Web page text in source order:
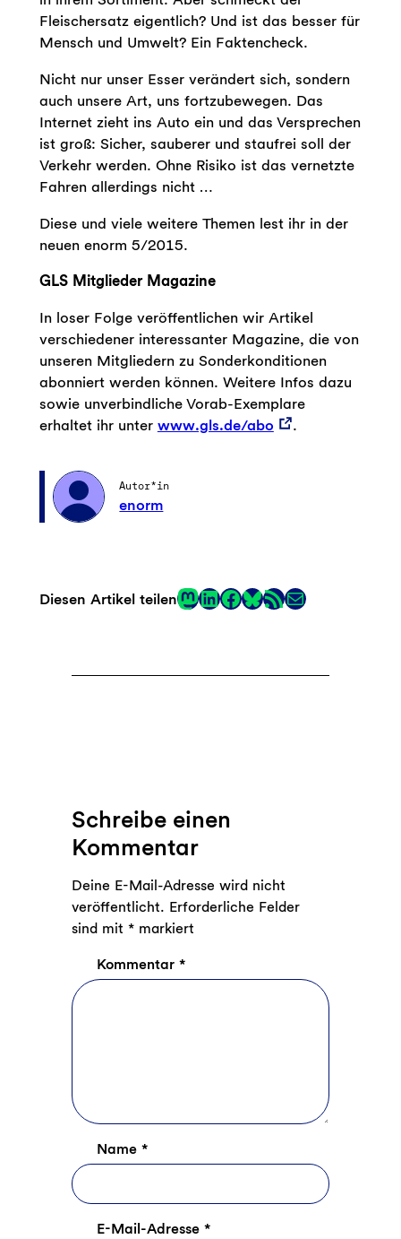
Fleischersatz eigentlich? Und ist das besser für
Mensch und Umwelt? Ein Faktencheck.
Nicht nur unser Esser verändert sich, sondern
auch unsere Art, uns fortzubewegen. Das
Internet zieht ins Auto ein und das Versprechen
ist groß: Sicher, sauberer und staufrei soll der
Verkehr werden. Ohne Risiko ist das vernetzte
Fahren allerdings nicht …
Diese und viele weitere Themen lest ihr in der
neuen enorm 5/2015.
GLS Mitglieder Magazine
In loser Folge veröffentlichen wir Artikel
verschiedener interessanter Magazine, die von
unseren Mitgliedern zu Sonderkonditionen
abonniert werden können. Weitere Infos dazu
sowie unverbindliche Vorab-Exemplare
erhaltet ihr unter www.gls.de/abo .
Autor*in
enorm
Diesen Artikel teilenMastodon
LinkedIn
Facebook
LinkRSS-Feed
E-Mail
Schreibe einen
Kommentar
Deine E-Mail-Adresse wird nicht
veröffentlicht. Erforderliche Felder
sind mit *markiert
Kommentar *
Name *
E-Mail-Adresse *